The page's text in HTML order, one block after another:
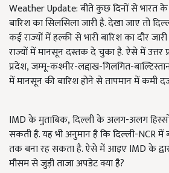
Weather Update: बीते कुछ दिनों से भारत
बारिश का सिलसिला जारी है. देखा जाए तो
कई राज्यों में हल्की से भारी बारिश का दौर
राज्यों में मानसून दस्तक दे चुका है. ऐसे में उत्तर
प्रदेश, जम्मू-कश्मीर-लद्दाख-गिलगित-
में मानसून की बारिश होने से तापमान में कमी
IMD के मुताबिक, दिल्ली के अलग-अलग
सकती है. यह भी अनुमान है कि दिल्ली-NCR में
तक बना रह सकता है. ऐसे में आइए IMD के
मौसम से जुड़ी ताजा अपडेट क्या है?